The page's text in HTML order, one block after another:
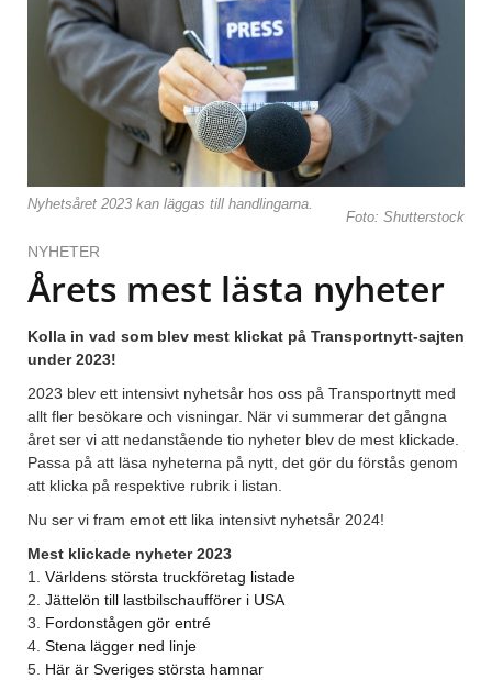
Nyhetsåret 2023 kan läggas till handlingarna.
Foto: Shutterstock
NYHETER
Årets mest lästa nyheter
Kolla in vad som blev mest klickat på Transportnytt-sajten
under 2023!
2023 blev ett intensivt nyhetsår hos oss på Transportnytt med
allt fler besökare och visningar. När vi summerar det gångna
året ser vi att nedanstående tio nyheter blev de mest klickade.
Passa på att läsa nyheterna på nytt, det gör du förstås genom
att klicka på respektive rubrik i listan.
Nu ser vi fram emot ett lika intensivt nyhetsår 2024!
Mest klickade nyheter 2023
1. Världens största truckföretag listade
2. Jättelön till lastbilschaufförer i USA
3. Fordonstågen gör entré
4. Stena lägger ned linje
5. Här är Sveriges största hamnar